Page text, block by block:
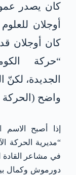
كان يصدر
أوجلان
كان أوجلان
“حركة
الجديدة،
واضح (الحركة
إذا أصبح الاسم
“مديرية الحركة
في مشاعر
دورموش وكمال